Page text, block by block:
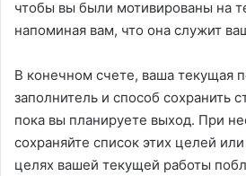
чтобы вы были мотивированы на
напоминая вам, что она служит
В конечном счете, ваша текущая
заполнитель и способ сохранить
пока вы планируете выход. При
сохраняйте список этих целей
целях вашей текущей работы